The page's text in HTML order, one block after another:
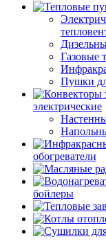
Газовые
Пушки
электрические
обогреватели
бойлеры